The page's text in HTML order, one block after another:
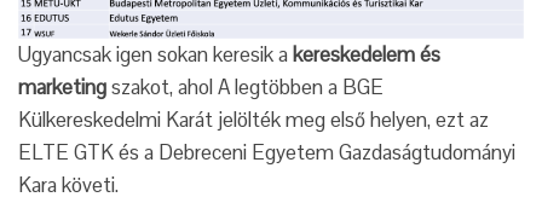
Ugyancsak igen sokan keresik a kereskedelem és
marketingszakot, ahol A legtöbben a BGE
Külkereskedelmi Karát jelölték meg első helyen, ezt az
ELTE GTK és a Debreceni Egyetem Gazdaságtudományi
Kara követi.